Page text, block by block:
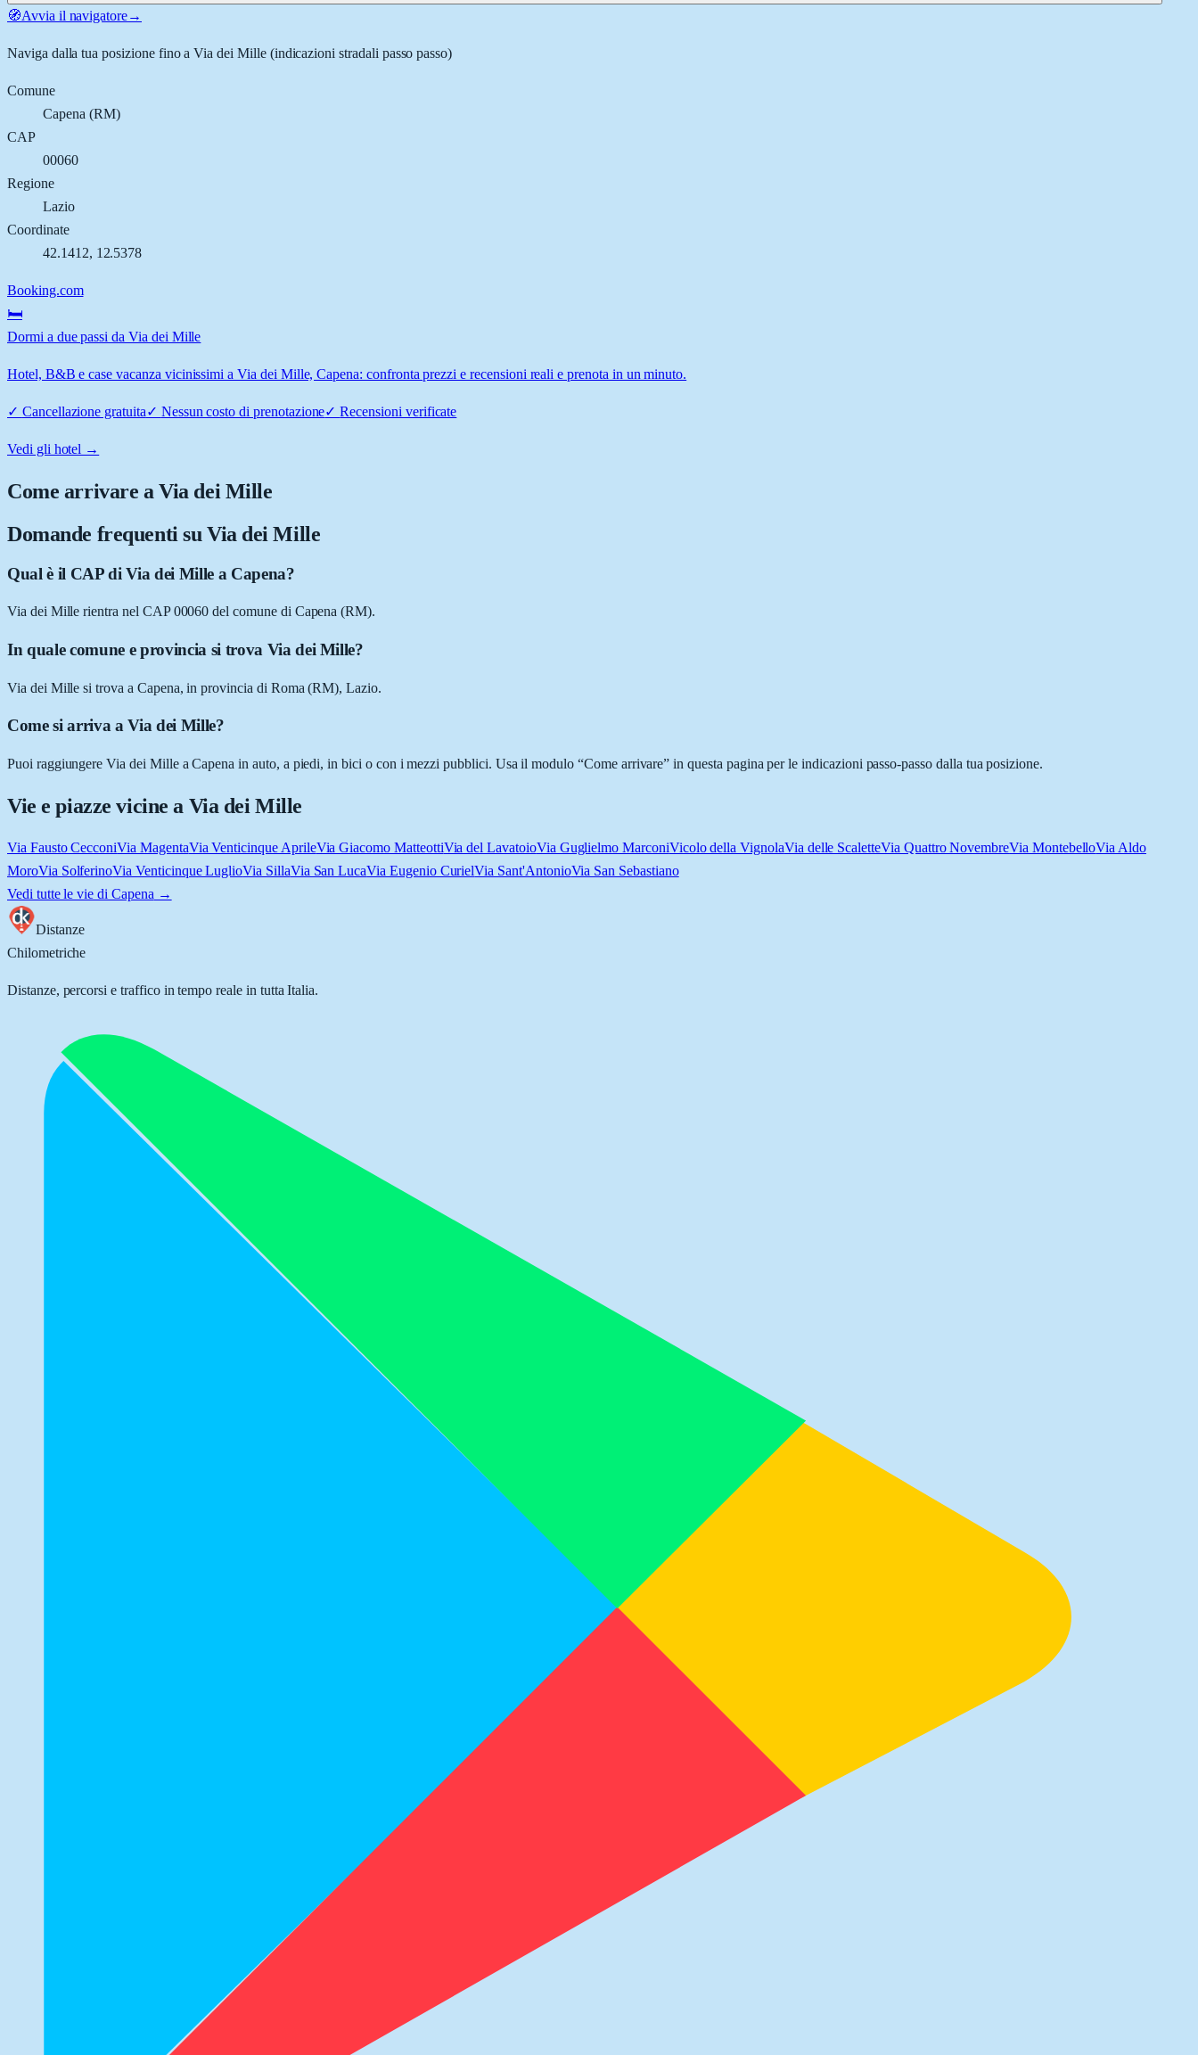
🧭Avvia il navigatore→
Naviga dalla tua posizione fino aVia dei Mille(indicazioni stradali passo passo)
Comune
Capena (RM)
CAP
00060
Regione
Lazio
Coordinate
42.1412, 12.5378
Booking.com
🛏️
Dormi a due passi da Via dei Mille
Hotel, B&B e case vacanza vicinissimi a Via dei Mille, Capena: confronta prezzi e recensioni reali e prenota in un minuto.
✓ Cancellazione gratuita✓ Nessun costo di prenotazione✓Recensioni verificate
Vedi gli hotel →
Come arrivare aVia dei Mille
Domande frequenti su Via dei Mille
Qual è il CAP di Via dei Mille a Capena?
Via dei Mille rientra nel CAP 00060 del comune di Capena (RM).
In quale comune e provincia si trova Via dei Mille?
Via dei Mille si trova a Capena, in provincia di Roma (RM), Lazio.
Come si arriva a Via dei Mille?
Puoi raggiungere Via dei Mille a Capena in auto, a piedi, in bici o con i mezzi pubblici. Usa il modulo “Come arrivare” in questa pagina per le indicazioni passo-passo dalla tua posizione.
Vie e piazze vicine a Via dei Mille
Via Fausto CecconiVia MagentaVia Venticinque AprileVia Giacomo MatteottiVia del LavatoioVia Guglielmo MarconiVicolo della VignolaVia delle ScaletteVia Quattro NovembreVia MontebelloVia Aldo
MoroVia SolferinoVia Venticinque LuglioVia SillaVia San LucaVia Eugenio CurielVia Sant'AntonioVia San Sebastiano
Vedi tutte le vie di Capena →
Distanze
Chilometriche
Distanze, percorsi e traffico in tempo reale in tutta Italia.